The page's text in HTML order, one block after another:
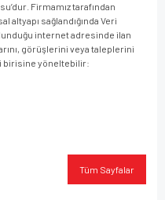
Firmamız tarafından
sağlandığında Veri
internet adresinde ilan
görüşlerini veya taleplerini
birisine yöneltebilir:
Tüm Sayfalar